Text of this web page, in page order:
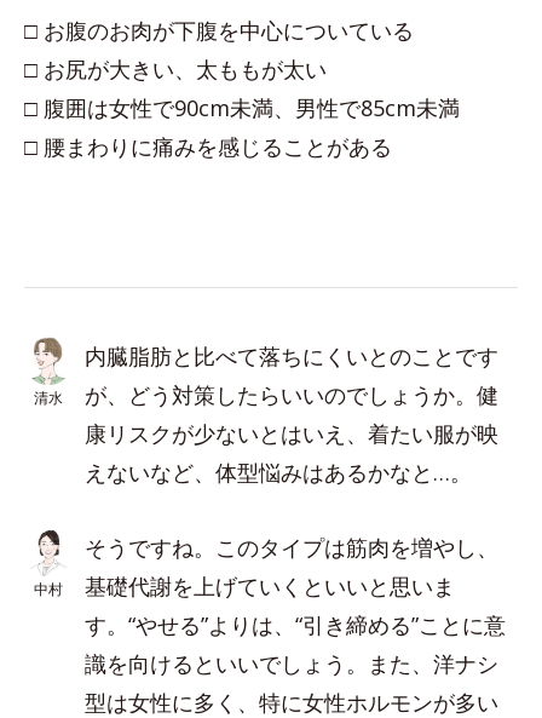
□ お腹のお肉が下腹を中心についている
□ お尻が大きい、太ももが太い
□ 腹囲は女性で90cm未満、男性で85cm未満
□ 腰まわりに痛みを感じることがある
清水
内臓脂肪と比べて落ちにくいとのことです
が、どう対策したらいいのでしょうか。健
康リスクが少ないとはいえ、着たい服が映
えないなど、体型悩みはあるかなと…。
中村
そうですね。このタイプは筋肉を増やし、
基礎代謝を上げていくといいと思いま
す。“やせる”よりは、“引き締める”ことに意
識を向けるといいでしょう。また、洋ナシ
型は女性に多く、特に女性ホルモンが多い